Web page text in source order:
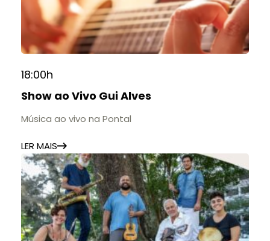
18:00h
Show ao Vivo Gui Alves
Música ao vivo na Pontal
LER MAIS